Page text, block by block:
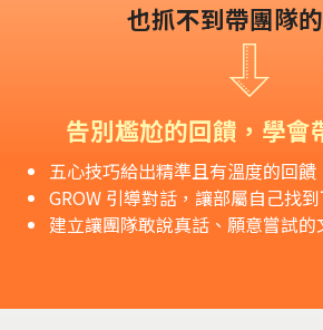
也抓不到帶團隊
告別尷尬的回饋，學會
五心技巧給出精準且有溫度的回饋
GROW 引導對話，讓部屬自己找
建立讓團隊敢說真話、願意嘗試的